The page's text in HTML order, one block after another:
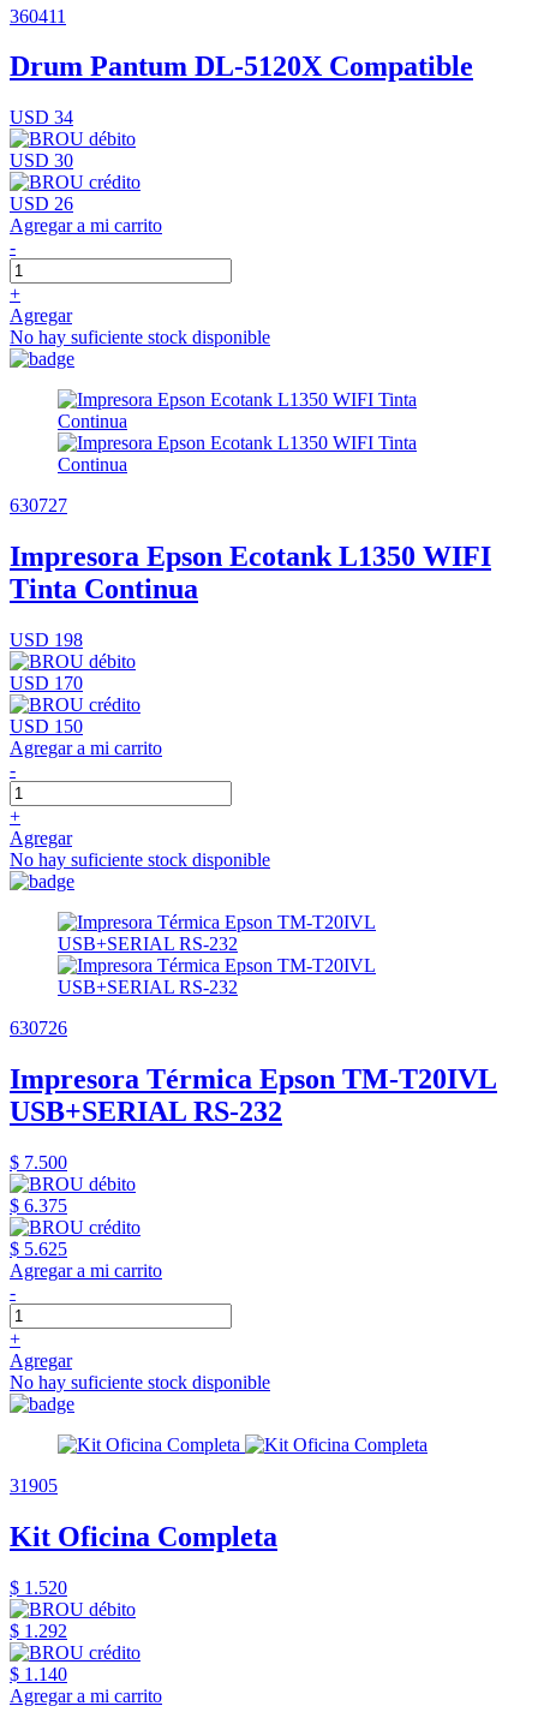
360411
Drum Pantum DL-5120X Compatible
USD 34
USD 30
USD 26
Agregar a mi carrito
-
+
Agregar
No hay suficiente stock disponible
630727
Impresora Epson Ecotank L1350 WIFI
Tinta Continua
USD 198
USD 170
USD 150
Agregar a mi carrito
-
+
Agregar
No hay suficiente stock disponible
630726
Impresora Térmica Epson TM-T20IVL
USB+SERIAL RS-232
$ 7.500
$ 6.375
$ 5.625
Agregar a mi carrito
-
+
Agregar
No hay suficiente stock disponible
31905
Kit Oficina Completa
$ 1.520
$ 1.292
$ 1.140
Agregar a mi carrito